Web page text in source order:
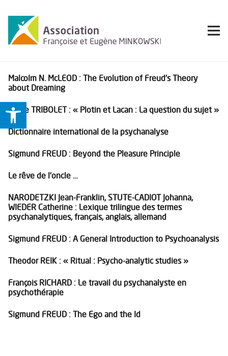
Ouvrir la barre d’outils
Malcolm N. McLEOD : The Evolution of Freud’s Theory
about Dreaming
Serge TRIBOLET : « Plotin et Lacan : La question du sujet »
Dictionnaire international de la psychanalyse
Sigmund FREUD : Beyond the Pleasure Principle
Le rêve de l’oncle …
NARODETZKI Jean-Franklin, STUTE-CADIOT Johanna,
WIEDER Catherine : Lexique trilingue des termes
psychanalytiques, français, anglais, allemand
Sigmund FREUD : A General Introduction to Psychoanalysis
Theodor REIK : « Ritual : Psycho-analytic studies »
François RICHARD : Le travail du psychanalyste en
psychothérapie
Sigmund FREUD : The Ego and the Id